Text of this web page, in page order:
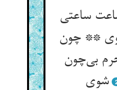
ساعتی
** چون
بی‌چون
شوی